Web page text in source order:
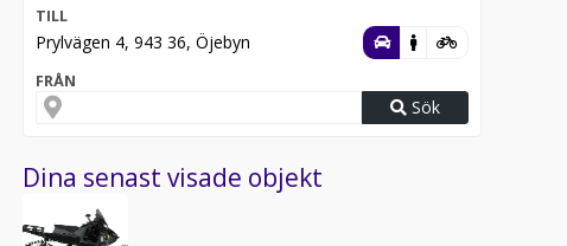
TILL
Prylvägen 4, 943 36, Öjebyn
FRÅN
Sök
Dina senast visade objekt